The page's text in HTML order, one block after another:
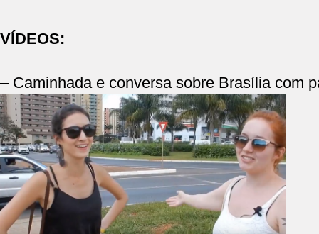
VÍDEOS:
– Caminhada e conversa sobre Brasília com